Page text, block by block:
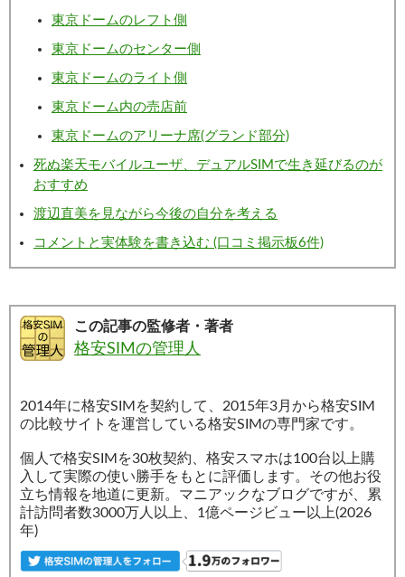
東京ドームのレフト側
東京ドームのセンター側
東京ドームのライト側
東京ドーム内の売店前
東京ドームのアリーナ席(グランド部分)
死ぬ楽天モバイルユーザ、デュアルSIMで生き延びるのが
おすすめ
渡辺直美を見ながら今後の自分を考える
コメントと実体験を書き込む (口コミ掲示板6件)
この記事の監修者・著者
格安SIMの管理人
2014年に格安SIMを契約して、2015年3月から格安SIM
の比較サイトを運営している格安SIMの専門家です。
個人で格安SIMを30枚契約、格安スマホは100台以上購
入して実際の使い勝手をもとに評価します。その他お役
立ち情報を地道に更新。マニアックなブログですが、累
計訪問者数3000万人以上、1億ページビュー以上(2026
年)